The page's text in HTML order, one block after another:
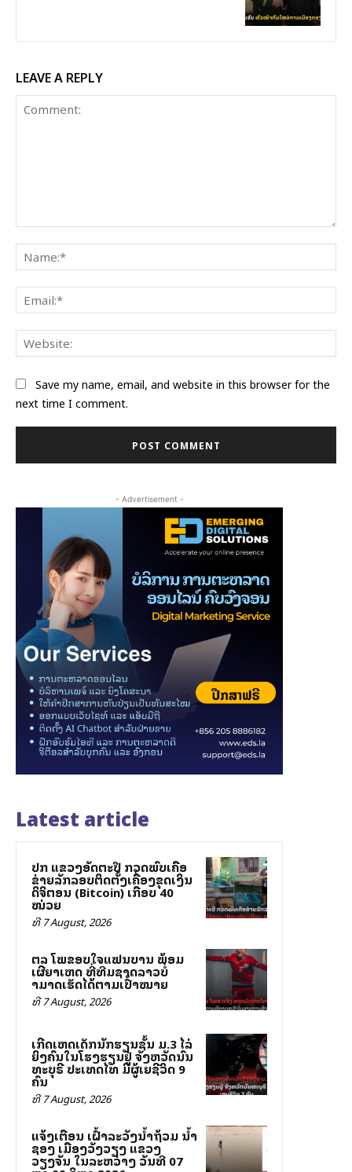
LEAVE A REPLY
Save my name, email, and website in this browser for the
next time I comment.
- Advertisement -
Latest article
ປກສ ແຂວງອັດຕະປື ກວດພົບເຄືອ
ຂ່າຍລັກລອບຕິດຕັ້ງເຄື່ອງຂຸດເງິນ
ດິຈິຕອນ (Bitcoin) ເກືອບ 40
ໝ່ວຍ
ທີ 7 August, 2026
ສຕລ ໂພສຂອບໃຈແຟນບານ ພ້ອມ
ເຜີຍສາເຫດ ທີ່ທີມຊາດລາວບໍ່
ສາມາດເຮັດໄດ້ຕາມເປົ້າໝາຍ
ທີ 7 August, 2026
ເກີດເຫດເດັກນັກຮຽນຊັ້ນ ມ.3 ໄລ່
ຍິງຄົນໃນໂຮງຮຽນຢູ່ ຈັງຫວັດນົນ
ທະບຸຣີ ປະເທດໄທ ມີຜູ້ເສຍຊີວິດ 9
ຄົນ
ທີ 7 August, 2026
ແຈ້ງເຕືອນ ເຝົ້າລະວັງນ້ຳຖ້ວມ ນ້ຳ
ຊອງ ເມືອງວັງວຽງ ແຂວງ
ວຽງຈັນ ໃນລະຫວ່າງ ວັນທີ 07